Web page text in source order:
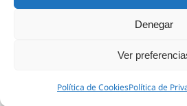
Denegar
Ver
Política de CookiesPolítica de